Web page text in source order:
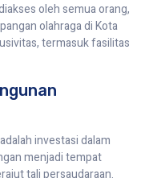
oleh semua orang,
olahraga di Kota
termasuk fasilitas
investasi dalam
menjadi tempat
tali persaudaraan.